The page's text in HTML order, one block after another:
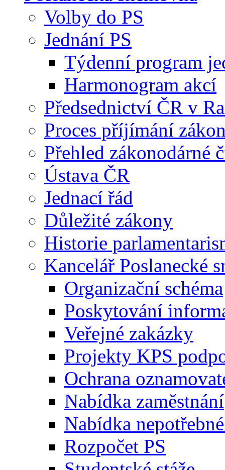
Volby do PS
Jednání PS
Týdenní program
Harmonogram akcí
Předsednictví ČR v
Proces příjímání
Přehled zákonodárné
Ústava ČR
Jednací řád
Důležité zákony
Historie
Kancelář Poslanecké
Organizační schéma
Poskytování
Veřejné zakázky
Projekty KPS
Ochrana
Nabídka zaměstnání
Nabídka
Rozpočet PS